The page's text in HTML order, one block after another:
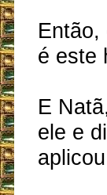
Então,
é este
E
ele e